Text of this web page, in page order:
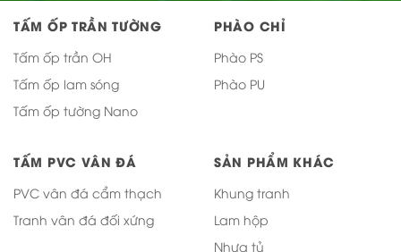
TẤM ỐP TRẦN TƯỜNG
Tấm ốp trần OH
Tấm ốp lam sóng
Tấm ốp tường Nano
PHÀO CHỈ
Phào PS
Phào PU
TẤM PVC VÂN ĐÁ
PVC vân đá cẩm thạch
Tranh vân đá đối xứng
SẢN PHẨM KHÁC
Khung tranh
Lam hộp
Nhựa tủ